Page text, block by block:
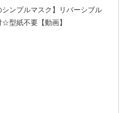
シンプルマスク】リバーシブル
型紙不要【動画】